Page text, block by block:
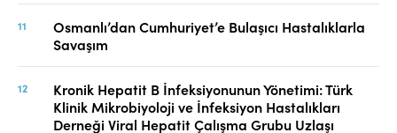
Osmanlı’dan Cumhuriyet’e Bulaşıcı Hastalıklarla
Savaşım
Kronik Hepatit B İnfeksiyonunun Yönetimi: Türk
Klinik Mikrobiyoloji ve İnfeksiyon Hastalıkları
Derneği Viral Hepatit Çalışma Grubu Uzlaşı